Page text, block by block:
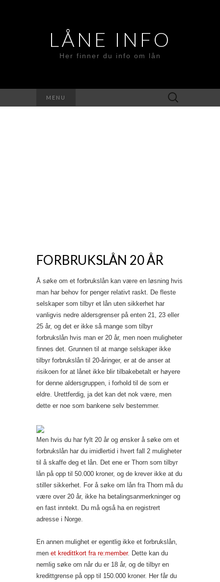
LÅNE INFO
Her finner du info om lån
MENU
Search
for:
FORBRUKSLÅN 20 ÅR
Å søke om et forbrukslån kan være en løsning hvis
man har behov for penger relativt raskt. De fleste
selskaper som tilbyr et lån uten sikkerhet har
vanligvis nedre aldersgrenser på enten 21, 23 eller
25 år, og det er ikke så mange som tilbyr
forbrukslån hvis man er 20 år, men noen muligheter
finnes det. Grunnen til at mange selskaper ikke
tilbyr forbrukslån til 20-åringer, er at de anser at
risikoen for at lånet ikke blir tilbakebetalt er høyere
for denne aldersgruppen, i forhold til de som er
eldre. Urettferdig, ja det kan det nok være, men
dette er noe som bankene selv bestemmer.
Men hvis du har fylt 20 år og ønsker å søke om et
forbrukslån har du imidlertid i hvert fall 2 muligheter
til å skaffe deg et lån. Det ene er Thorn som tilbyr
lån på opp til 50.000 kroner, og de krever ikke at du
stiller sikkerhet. For å søke om lån fra Thorn må du
være over 20 år, ikke ha betalingsanmerkninger og
en fast inntekt. Du må også ha en registrert
adresse i Norge.
En annen mulighet er egentlig ikke et forbrukslån,
men et kredittkort fra re:member. Dette kan du
nemlig søke om når du er 18 år, og de tilbyr en
kredittgrense på opp til 150.000 kroner. Her får du